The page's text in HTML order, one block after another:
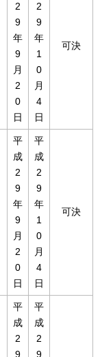
2
9
年
9
月
2
0
日
2
9
年
1
0
月
4
日
可決
平
成
2
9
年
9
月
2
0
日
平
成
2
9
年
1
0
月
4
日
可決
平
成
2
9
平
成
2
9